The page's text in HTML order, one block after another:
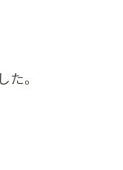
。